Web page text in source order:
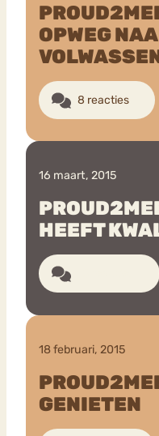
OPWEG
8 reacties
16 maart, 2015
HEEFT
18 februari, 2015
GENIETEN